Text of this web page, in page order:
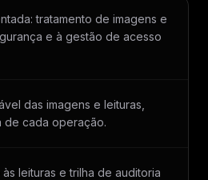
tratamento de imagens e
e à gestão de acesso
das imagens e leituras,
de cada operação.
leituras e trilha de auditoria